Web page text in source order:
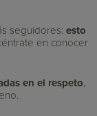
seguidores:esto
en conocer
en el respeto,